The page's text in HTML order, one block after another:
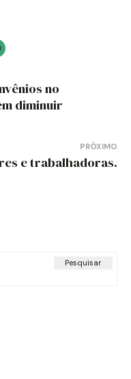
no
diminuir
PRÓXIMO
e trabalhadoras.